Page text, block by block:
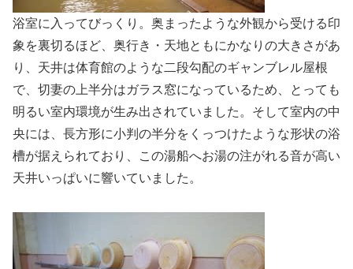
浴室に入ってびっくり。奥まったような外観から受ける印
象を裏切るほど、奥行き・天地ともにかなりの大きさがあ
り、天井は体育館のような二段勾配のギャンブレル屋根
で、切妻の上半分はガラス窓になっているため、とっても
明るい室内環境が生み出されていました。そして室内の中
央には、長方形に小判の半分をくっつけたような形状の浴
槽が据えられており、この湯船へお湯の注がれる音が高い
天井いっぱいに響いていました。